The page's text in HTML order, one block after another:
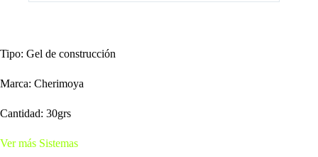
Tipo: Gel de construcción
Marca: Cherimoya
Cantidad: 30grs
Ver más Sistemas